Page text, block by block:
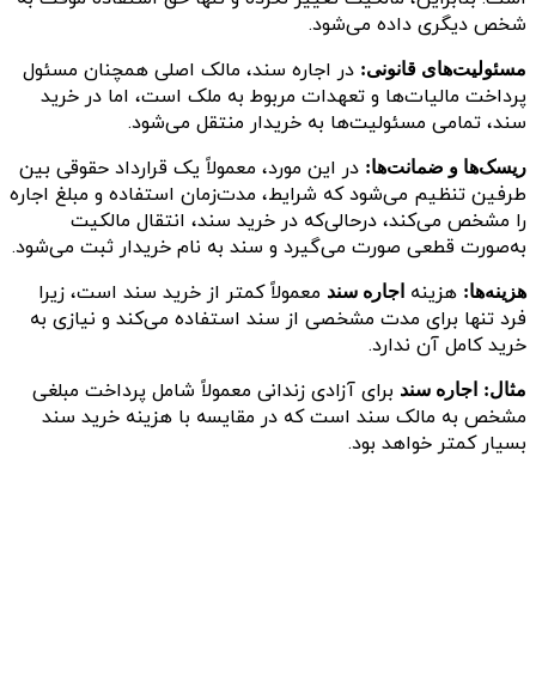
شخص دیگری داده می‌شود.
مسئولیت‌های قانونی: در اجاره سند، مالک اصلی همچنان مسئول
پرداخت مالیات‌ها و تعهدات مربوط به ملک است، اما در خرید
سند، تمامی مسئولیت‌ها به خریدار منتقل می‌شود.
ریسک‌ها و ضمانت‌ها: در این مورد، معمولاً یک قرارداد حقوقی بین
طرفین تنظیم می‌شود که شرایط، مدت‌زمان استفاده و مبلغ اجاره
را مشخص می‌کند، درحالی‌که در خرید سند، انتقال مالکیت
به‌صورت قطعی صورت می‌گیرد و سند به نام خریدار ثبت می‌شود.
هزینه‌ها: هزینه اجاره سند معمولاً کمتر از خرید سند است، زیرا
فرد تنها برای مدت مشخصی از سند استفاده می‌کند و نیازی به
خرید کامل آن ندارد.
مثال: اجاره سند برای آزادی زندانی معمولاً شامل پرداخت مبلغی
مشخص به مالک سند است که در مقایسه با هزینه خرید سند
بسیار کمتر خواهد بود.